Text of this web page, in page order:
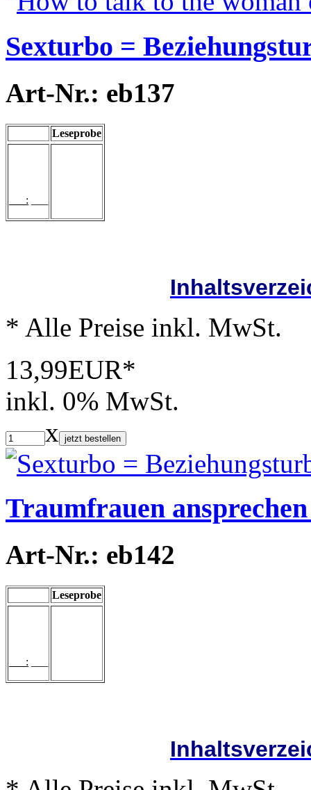
Sexturbo =
Art-Nr.: eb137
Leseprobe
___:
* Alle Preise inkl. MwSt.
13,99EUR*
inkl. 0% MwSt.
x jetzt bestellen
Traumfrauen
Art-Nr.: eb142
Leseprobe
___: